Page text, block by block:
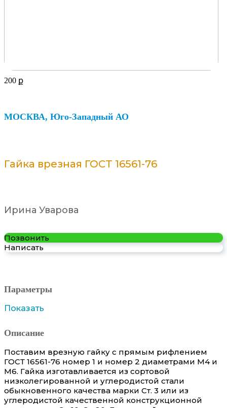
200 ք
МОСКВА, Юго-Западный АО
Гайка врезная ГОСТ 16561-76
Ирина Уварова
Позвонить
Написать
Параметры
Показать
Описание
Поставим врезную гайку с прямым рифлением
ГОСТ 16561-76 номер 1 и номер 2 диаметрами М4 и
М6. Гайка изготавливается из сортовой
низколегированной и углеродистой стали
обыкновенного качества марки Ст. 3 или из
углеродистой качественной конструкционной